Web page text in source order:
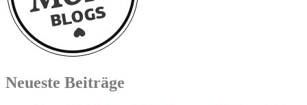
Neueste Beiträge